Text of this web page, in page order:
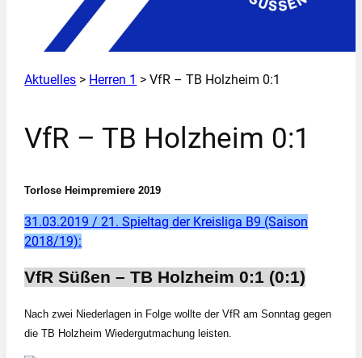
Aktuelles > Herren 1 > VfR – TB Holzheim 0:1
VfR – TB Holzheim 0:1
Torlose Heimpremiere 2019
31.03.2019 / 21. Spieltag der Kreisliga B9 (Saison
2018/19):
VfR Süßen – TB Holzheim 0:1 (0:1)
Nach zwei Niederlagen in Folge wollte der VfR am Sonntag gegen
die TB Holzheim Wiedergutmachung leisten.